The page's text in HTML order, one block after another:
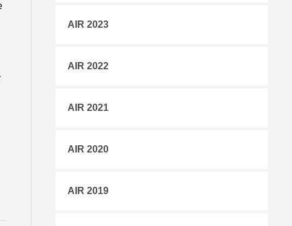
AIR 2023
AIR 2022
AIR 2021
AIR 2020
AIR 2019